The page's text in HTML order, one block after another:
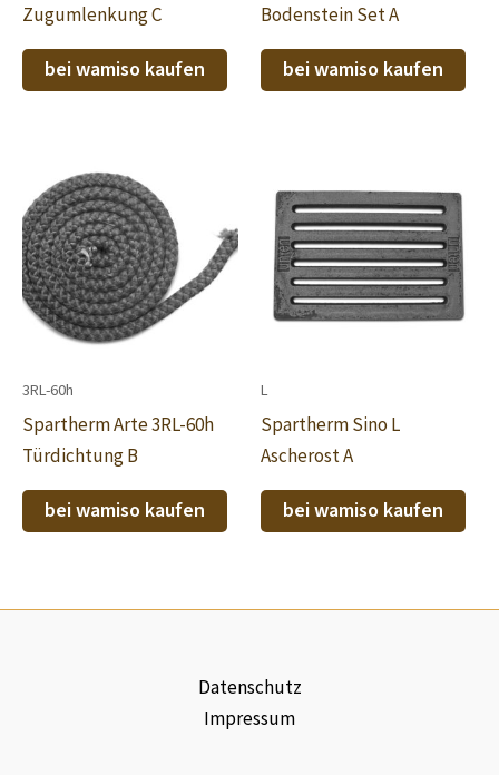
Zugumlenkung C
bei wamiso kaufen
Bodenstein Set A
bei wamiso kaufen
3RL-60h
Spartherm Arte 3RL-60h
Türdichtung B
bei wamiso kaufen
L
Spartherm Sino L
Ascherost A
bei wamiso kaufen
Datenschutz
Impressum